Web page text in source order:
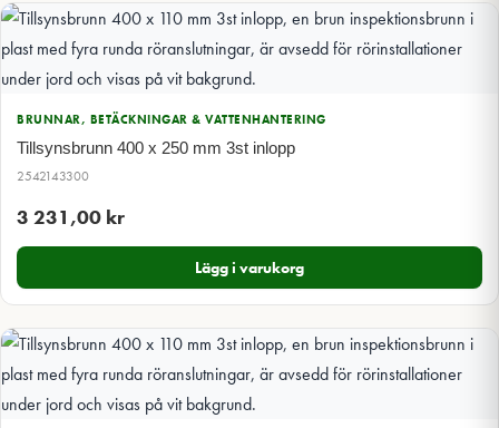
BRUNNAR, BETÄCKNINGAR & VATTENHANTERING
Tillsynsbrunn 400 x 250 mm 3st inlopp
2542143300
3 231,00 kr
Lägg i varukorg